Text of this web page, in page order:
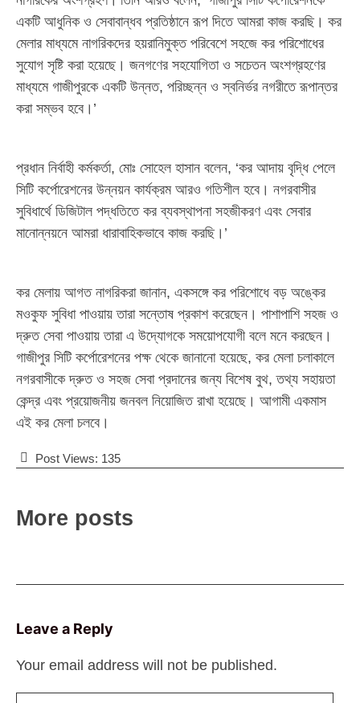
একটি আধুনিক ও সেবাবান্ধব প্রতিষ্ঠানে রূপ দিতে আমরা কাজ করছি। কর
মেলার মাধ্যমে নাগরিকদের হয়রানিমুক্ত পরিবেশে সহজে কর পরিশোধের
সুযোগ সৃষ্টি করা হয়েছে। জনগণের সহযোগিতা ও সচেতন অংশগ্রহণের
মাধ্যমে গাজীপুরকে একটি উন্নত, পরিচ্ছন্ন ও স্বনির্ভর নগরীতে রূপান্তর
করা সম্ভব হবে।’
প্রধান নির্বাহী কর্মকর্তা, মোঃ সোহেল হাসান বলেন, ‘কর আদায় বৃদ্ধি পেলে
সিটি কর্পোরেশনের উন্নয়ন কার্যক্রম আরও গতিশীল হবে। নগরবাসীর
সুবিধার্থে ডিজিটাল পদ্ধতিতে কর ব্যবস্থাপনা সহজীকরণ এবং সেবার
মানোন্নয়নে আমরা ধারাবাহিকভাবে কাজ করছি।’
কর মেলায় আগত নাগরিকরা জানান, একসঙ্গে কর পরিশোধে বড় অঙ্কের
মওকুফ সুবিধা পাওয়ায় তারা সন্তোষ প্রকাশ করেছেন। পাশাপাশি সহজ ও
দ্রুত সেবা পাওয়ায় তারা এ উদ্যোগকে সময়োপযোগী বলে মনে করছেন।
গাজীপুর সিটি কর্পোরেশনের পক্ষ থেকে জানানো হয়েছে, কর মেলা চলাকালে
নগরবাসীকে দ্রুত ও সহজ সেবা প্রদানের জন্য বিশেষ বুথ, তথ্য সহায়তা
কেন্দ্র এবং প্রয়োজনীয় জনবল নিয়োজিত রাখা হয়েছে। আগামী একমাস
এই কর মেলা চলবে।
Post Views: 135
More posts
Leave a Reply
Your email address will not be published.